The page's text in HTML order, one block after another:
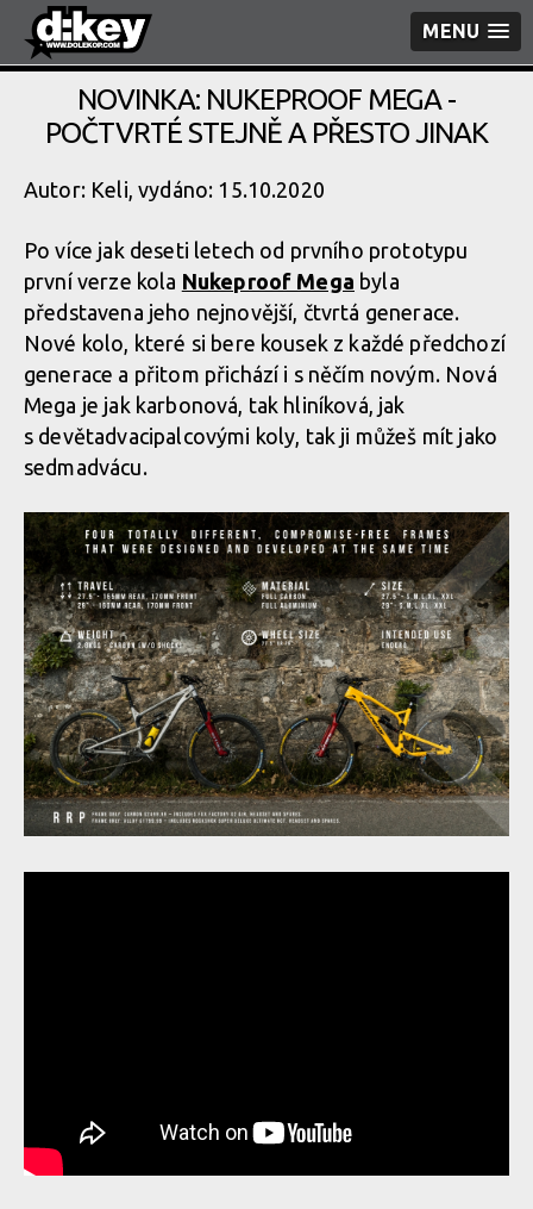
MENU
NOVINKA: NUKEPROOF MEGA -
POČTVRTÉ STEJNĚ A PŘESTO JINAK
Autor: Keli, vydáno: 15.10.2020
Po více jak deseti letech od prvního prototypu
první verze kola Nukeproof Mega byla
představena jeho nejnovější, čtvrtá generace.
Nové kolo, které si bere kousek z každé předchozí
generace a přitom přichází i s něčím novým. Nová
Mega je jak karbonová, tak hliníková, jak
s devětadvaci­palcovými koly, tak ji můžeš mít jako
sedmadvácu.